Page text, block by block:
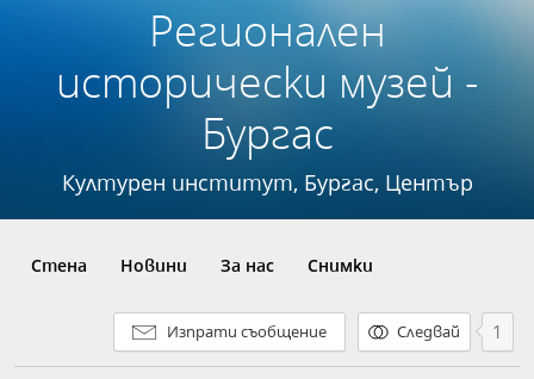
Регионален
исторически музей -
Бургас
Културен институт, Бургас, Център
Стена Новини За нас Снимки
Следвай 1
Изпрати съобщение